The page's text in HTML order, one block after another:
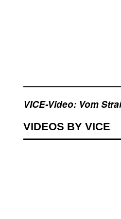
VICE-Video: Vom
VIDEOS BY VICE